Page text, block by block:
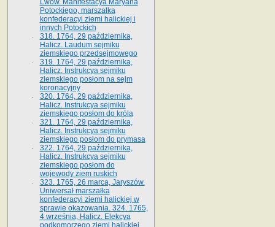
Lwów. Manifestacya Maryana
Potockiego, marszałka
konfederacyi ziemi halickiej i
innych Potockich
318. 1764, 29 października,
Halicz. Laudum sejmiku
ziemskiego przedsejmowego
319. 1764, 29 października,
Halicz. Instrukcya sejmiku
ziemskiego posłom na sejm
koronacyjny
320. 1764, 29 października,
Halicz. Instrukcya sejmiku
ziemskiego posłom do króla
321. 1764, 29 października,
Halicz. Instrukcya sejmiku
ziemskiego posłom do prymasa
322. 1764, 29 października,
Halicz. Instrukcya sejmiku
ziemskiego posłom do
wojewody ziem ruskich
323. 1765, 26 marca, Jaryszów.
Uniwersał marszałka
konfederacyi ziemi halickiej w
sprawie okazowania. 324. 1765,
4 września, Halicz. Elekcya
podkomorzego ziemi halickiej